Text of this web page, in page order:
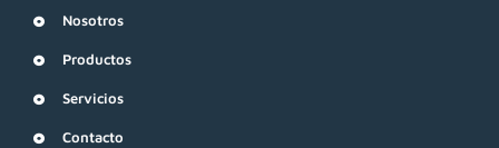
Nosotros
Productos
Servicios
Contacto